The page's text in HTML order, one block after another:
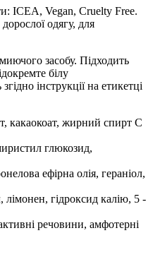
ICEA, Vegan, Cruelty Free.
одягу, для
засобу. Підходить
білу
інструкції на етикетці
какаокоат, жирний спирт C
глюкозид,
ефірна олія, гераніол,
гідроксид калію, 5 -
речовини, амфотерні